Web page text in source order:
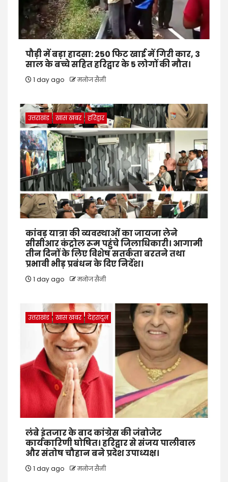
पौड़ी में बड़ा हादसा: 250 फिट खाई में गिरी कार, 3
साल के बच्चे सहित हरिद्वार के 5 लोगों की मौत।
1 day ago मनोज सैनी
उत्तराखंड खास खबर हरिद्वार
कांवड़ यात्रा की व्यवस्थाओं का जायजा लेने
सीसीआर कंट्रोल रूम पहुंचे जिलाधिकारी। आगामी
तीन दिनों के लिए विशेष सतर्कता बरतने तथा
प्रभावी भीड़ प्रबंधन के दिए निर्देश।
1 day ago मनोज सैनी
उत्तराखंड खास खबर देहरादून
लंबे इंतजार के बाद कांग्रेस की जंबोजेट
कार्यकारिणी घोषित। हरिद्वार से संजय पालीवाल
और संतोष चौहान बने प्रदेश उपाध्यक्ष।
1 day ago मनोज सैनी